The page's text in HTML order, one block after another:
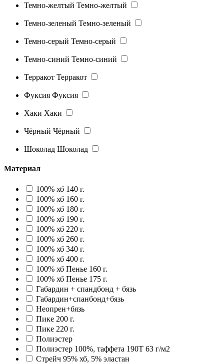
Темно-желтый Темно-желтый
Темно-зеленый Темно-зеленый
Темно-серый Темно-серый
Темно-синий Темно-синий
Терракот Терракот
Фуксия Фуксия
Хаки Хаки
Чёрный Чёрный
Шоколад Шоколад
Материал
100% хб 140 г.
100% хб 160 г.
100% хб 180 г.
100% хб 190 г.
100% хб 220 г.
100% хб 260 г.
100% хб 340 г.
100% хб 400 г.
100% хб Пенье 160 г.
100% хб Пенье 175 г.
Габардин + спандбонд + бязь
Габардин+спанбонд+бязь
Неопрен+бязь
Пике 200 г.
Пике 220 г.
Полиэстер
Полиэстер 100%, таффета 190T 63 г/м2
Стрейч 95% хб, 5% эластан